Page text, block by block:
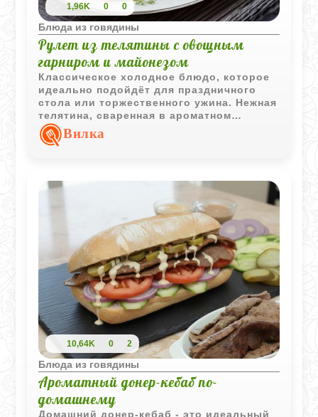
1,96K 0 0
Блюда из говядины
Рулет из телятины с овощным
гарниром и майонезом
Классическое холодное блюдо, которое
идеально подойдёт для праздничного
стола или торжественного ужина. Нежная
телятина, сваренная в ароматном
бульоне, нарезается ломтями и
покрывается густым домашним
превращая блюдо в гастрономическое
украшение.
Вилка
10,64K 0 2
Блюда из говядины
Ароматный донер-кебаб по-
домашнему
Домашний донер‑кебаб - это идеальный